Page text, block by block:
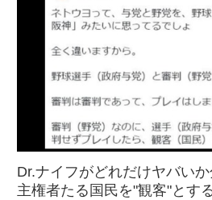
Dr.ナイフがどれだけヤバいか
主権者たる国民を"観客"とす